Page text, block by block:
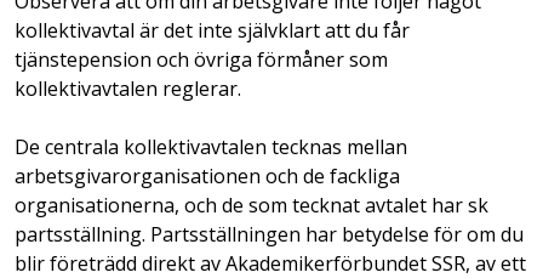
kollektivavtal är det inte självklart att du får
tjänstepension och övriga förmåner som
kollektivavtalen reglerar.
De centrala kollektivavtalen tecknas mellan
arbetsgivarorganisationen och de fackliga
organisationerna, och de som tecknat avtalet har sk
partsställning. Partsställningen har betydelse för om du
blir företrädd direkt av Akademikerförbundet SSR, av ett